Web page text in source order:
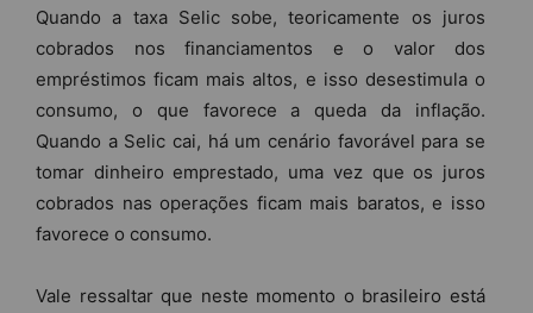
Quando a taxa Selic sobe, teoricamente os juros
cobrados nos financiamentos e o valor dos
empréstimos ficam mais altos, e isso desestimula o
consumo, o que favorece a queda da inflação.
Quando a Selic cai, há um cenário favorável para se
tomar dinheiro emprestado, uma vez que os juros
cobrados nas operações ficam mais baratos, e isso
favorece o consumo.
Vale ressaltar que neste momento o brasileiro está